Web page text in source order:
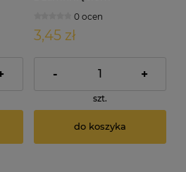
0 ocen
3,45 zł
- +
szt.
do koszyka